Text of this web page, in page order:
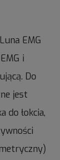
EMG
i
Do
jest
do łokcia,